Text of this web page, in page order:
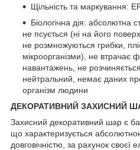
Щільність та маркування:
Біологічна дія: абсолютна
не псується (ні на його
не розмножуються грибки,
мікроорганізми), не втрачає
навантажень, не розчиняється
нейтральний, немає даних
організм людини
ДЕКОРАТИВНИЙ ЗАХИСНИЙ
Захисний декоративний шар є
що характеризується
довговічністю, за рахунок своєї